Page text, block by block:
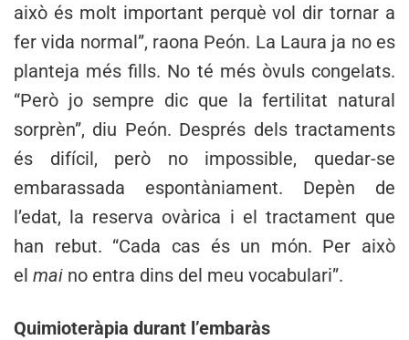
això és molt important perquè vol dir tornar a
fer vida normal”, raona Peón. La Laura ja no es
planteja més fills. No té més òvuls congelats.
“Però jo sempre dic que la fertilitat natural
sorprèn”, diu Peón. Després dels tractaments
és difícil, però no impossible, quedar-se
embarassada espontàniament. Depèn de
l’edat, la reserva ovàrica i el tractament que
han rebut. “Cada cas és un món. Per això
el mai no entra dins del meu vocabulari”.
Quimioteràpia durant l’embaràs